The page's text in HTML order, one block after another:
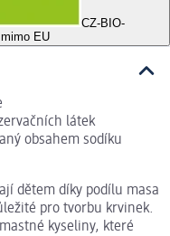
CZ-BIO-
EU
látek
obsahem sodíku
dětem díky podílu masa
pro tvorbu krvinek.
kyseliny, které